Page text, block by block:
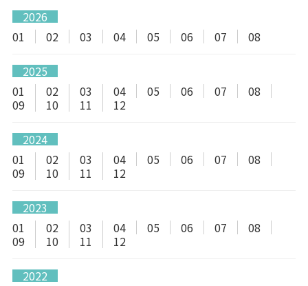
2026
01
02 03 04 05 06 07 08
2025
01
02 03 04 05 06 07
08
09
10 11 12
2024
01
02 03 04 05 06 07
08
09
10 11 12
2023
01
02 03 04 05 06 07
08
09
10 11 12
2022